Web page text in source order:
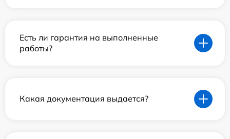
Есть ли гарантия на выполненные
работы?
Какая документация выдается?